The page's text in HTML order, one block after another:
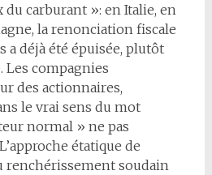
carburant »: en Italie, en
la renonciation fiscale
a déjà été épuisée, plutôt
Les compagnies
des actionnaires,
le vrai sens du mot
normal » ne pas
étatique de
renchérissement soudain